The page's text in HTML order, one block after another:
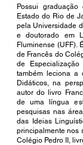
Possui
Estado do Rio de
pela Universidade
e doutorado em
Fluminense (UFF).
de Francês do
de
também leciona a
Didáticos, na
autor do livro
de uma língua
pesquisas nas
das Ideias
principalmente nos
Colégio Pedro II,